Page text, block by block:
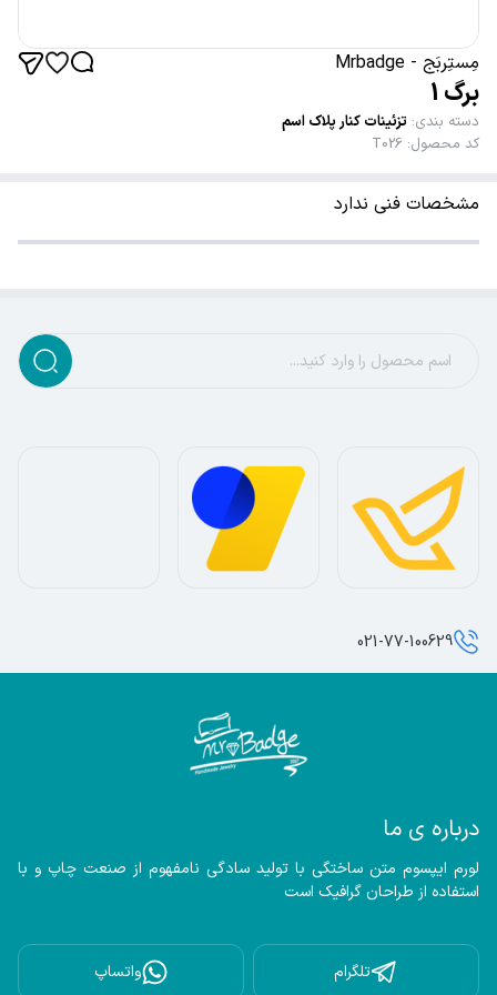
مِستِربَج - Mrbadge
برگ 1
دسته بندی: تزئینات کنار پلاک اسم
کد محصول:
T026
مشخصات فنی ندارد
درباره ی ما
استفاده از طراحان گرافیک است
تلگرام واتساپ
021-77-100629